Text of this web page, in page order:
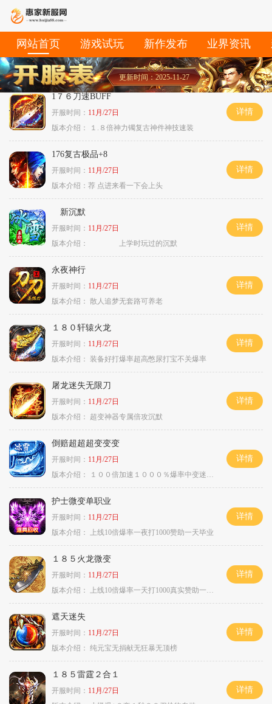
网站首页 游戏试玩 新作发布 业界资讯
更新时间：2025-11-27
1７６刀速BUFF
开服时间： 11月/27日
版本介绍：
１.８倍神力镯复古神件神技速装
详情
176复古极品+8
开服时间： 11月/27日
版本介绍： 荐 点进来看一下会上头
详情
新沉默
开服时间： 11月/27日
版本介绍：
上学时玩过的沉默
详情
永夜神行
开服时间： 11月/27日
版本介绍： 散人追梦无套路可养老
详情
１８０轩辕火龙
开服时间： 11月/27日
版本介绍： 装备好打爆率超高憋尿打宝不关爆率
详情
屠龙迷失无限刀
开服时间： 11月/27日
版本介绍：
超变神器专属倍攻沉默
详情
倒赔超超超变变变
开服时间： 11月/27日
版本介绍：
１００倍加速１０００％爆率中变迷失单职
详情
护士微变单职业
开服时间： 11月/27日
版本介绍：
上线10倍爆率一夜打1000赞助一天毕业
详情
１８５火龙微变
开服时间： 11月/27日
版本介绍：
上线10倍爆率一天打1000真实赞助一夜终
详情
遮天迷失
开服时间： 11月/27日
版本介绍： 纯元宝无捐献无狂暴无顶榜
详情
１８５雷霆２合１
开服时间： 11月/27日
详情